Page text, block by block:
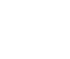
育做好了铺垫，可